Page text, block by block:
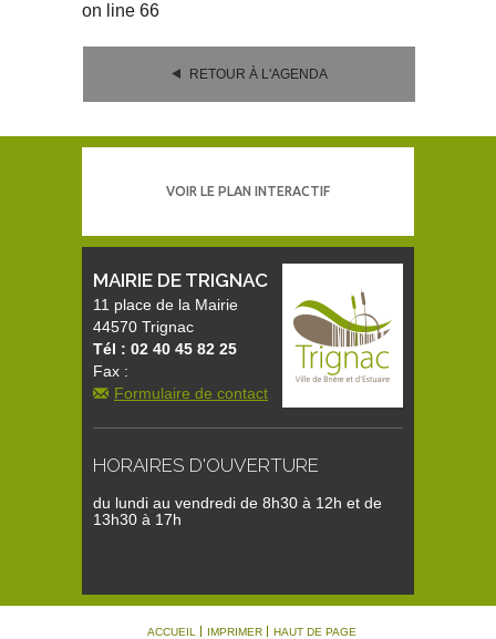
on line 66
RETOUR À L'AGENDA
VOIR LE PLAN INTERACTIF
MAIRIE DE TRIGNAC
11 place de la Mairie
44570 Trignac
Tél : 02 40 45 82 25
Fax :
Formulaire de contact
HORAIRES D'OUVERTURE
du lundi au vendredi de 8h30 à 12h et de
13h30 à 17h
ACCUEIL IMPRIMER HAUT DE PAGE